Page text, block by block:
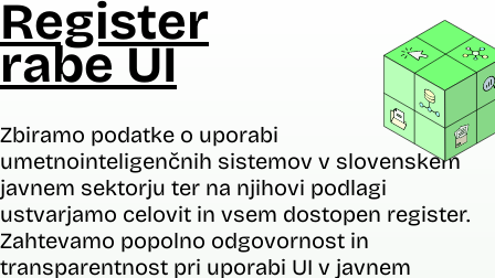
Register
rabe UI
Zbiramo podatke o uporabi
umetnointeligenčnih sistemov v slovenskem
javnem sektorju ter na njihovi podlagi
ustvarjamo celovit in vsem dostopen register.
Zahtevamo popolno odgovornost in
transparentnost pri uporabi UI v javnem